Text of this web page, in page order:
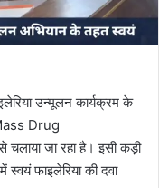
उन्मूलन कार्यक्रम के
Drug
जा रहा है। इसी कड़ी
फाइलेरिया की दवा